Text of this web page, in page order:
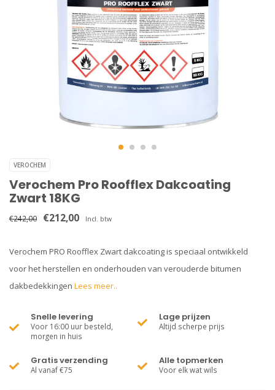
VEROCHEM
Verochem Pro Roofflex Dakcoating
Zwart 18KG
€242,00 €212,00 Incl. btw
Verochem PRO Roofflex Zwart dakcoating is speciaal ontwikkeld
voor het herstellen en onderhouden van verouderde bitumen
dakbedekkingen Lees meer..
Snelle levering
Voor 16:00 uur besteld,
morgen in huis
Lage prijzen
Altijd scherpe prijs
Gratis verzending
Al vanaf €75
Alle topmerken
Voor elk wat wils